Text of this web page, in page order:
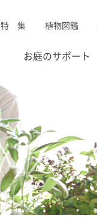
お庭のサポート
特 集 植物図鑑